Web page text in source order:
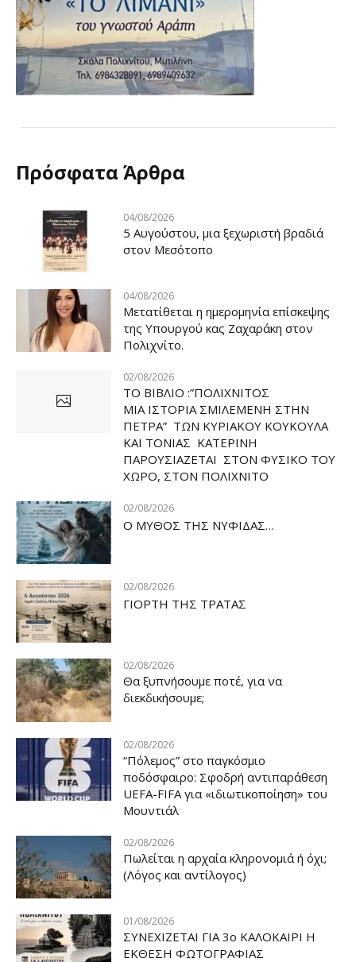
Πρόσφατα Άρθρα
04/08/2026
5 Αυγούστου, μια ξεχωριστή βραδιά
στον Μεσότοπο
04/08/2026
Μετατίθεται η ημερομηνία επίσκεψης
της Υπουργού κας Ζαχαράκη στον
Πολιχνίτο.
02/08/2026
ΤΟ ΒΙΒΛΙΟ :”ΠΟΛΙΧΝΙΤΟΣ
ΜΙΑ ΙΣΤΟΡΙΑ ΣΜΙΛΕΜΕΝΗ ΣΤΗΝ
ΠΕΤΡΑ” ΤΩΝ ΚΥΡΙΑΚΟΥ ΚΟΥΚΟΥΛΑ
ΚΑΙ ΤΟΝΙΑΣ ΚΑΤΕΡΙΝΗ
ΠΑΡΟΥΣΙΑΖΕΤΑΙ ΣΤΟΝ ΦΥΣΙΚΟ ΤOY
ΧΩΡΟ, ΣΤΟΝ ΠΟΛΙΧΝΙΤΟ
02/08/2026
Ο ΜΥΘΟΣ ΤΗΣ ΝΥΦΙΔΑΣ…
02/08/2026
ΓΙΟΡΤΗ ΤΗΣ ΤΡΑΤΑΣ
02/08/2026
Θα ξυπνήσουμε ποτέ, για να
διεκδικήσουμε;
02/08/2026
“Πόλεμος” στο παγκόσμιο
ποδόσφαιρο: Σφοδρή αντιπαράθεση
UEFA-FIFA για «ιδιωτικοποίηση» του
Μουντιάλ
02/08/2026
Πωλείται η αρχαία κληρονομιά ή όχι;
(Λόγος και αντίλογος)
01/08/2026
ΣΥΝΕΧΙΖΕΤΑΙ ΓΙΑ 3ο ΚΑΛΟΚΑΙΡΙ Η
ΕΚΘΕΣΗ ΦΩΤΟΓΡΑΦΙΑΣ